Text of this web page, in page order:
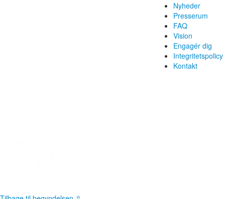
Nyheder
Presserum
FAQ
Vision
Engagér dig
Integritetspolicy
Kontakt